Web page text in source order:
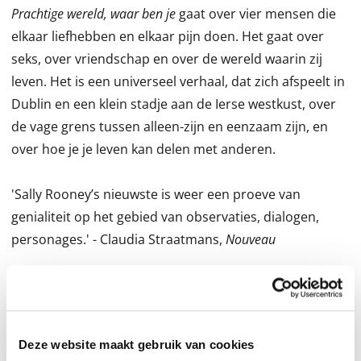
Deze website maakt gebruik van cookies
Prachtige wereld, waar ben je gaat over vier mensen die
elkaar liefhebben en elkaar pijn doen. Het gaat over
seks, over vriendschap en over de wereld waarin zij
leven. Het is een universeel verhaal, dat zich afspeelt in
Dublin en een klein stadje aan de Ierse westkust, over
de vage grens tussen alleen-zijn en eenzaam zijn, en
over hoe je je leven kan delen met anderen.
'Sally Rooney’s nieuwste is weer een proeve van
genialiteit op het gebied van observaties, dialogen,
personages.' - Claudia Straatmans, Nouveau
‘Dit is precies waar Rooney goed in is, het tekenen van
gecompliceerde personages die in de wereld buiten
strompelen.’– Trouw